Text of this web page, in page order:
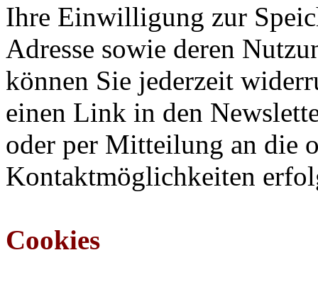
Ihre Einwilligung zur
Adresse sowie deren
können Sie jederzeit
einen Link in den
oder per Mitteilung an die
Kontaktmöglichkeiten
Cookies